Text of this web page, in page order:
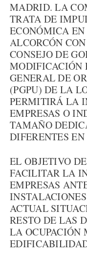
MADRID. LA
TRATA DE
ECONÓMICA
ALCORCÓN
CONSEJO DE
MODIFICACIÓN
GENERAL DE
(PGPU) DE LA
PERMITIRÁ LA
EMPRESAS O
TAMAÑO
DIFERENTES
EL OBJETIVO
FACILITAR LA
EMPRESAS
ACTUAL
RESTO DE LAS
LA OCUPACIÓN